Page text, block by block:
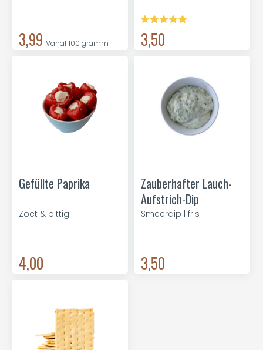
3,99 Vanaf 100 gramm 3,50
Gefüllte Paprika
Zoet & pittig
4,00
Zauberhafter Lauch-
Aufstrich-Dip
Smeerdip | fris
3,50